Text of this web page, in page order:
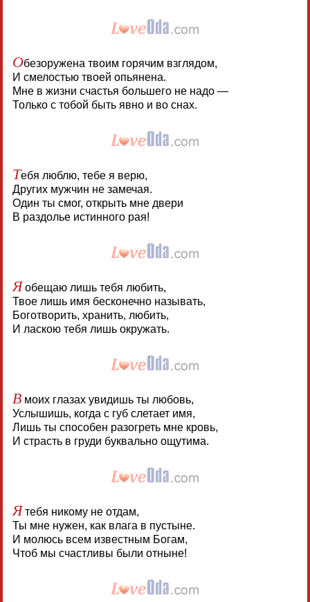
Обезоружена твоим горячим взглядом,
И смелостью твоей опьянена.
Мне в жизни счастья большего не надо —
Только с тобой быть явно и во снах.
Тебя люблю, тебе я верю,
Других мужчин не замечая.
Один ты смог, открыть мне двери
В раздолье истинного рая!
Яобещаю лишь тебя любить,
Твое лишь имя бесконечно называть,
Боготворить, хранить, любить,
И ласкою тебя лишь окружать.
Вмоих глазах увидишь ты любовь,
Услышишь, когда с губ слетает имя,
Лишь ты способен разогреть мне кровь,
И страсть в груди буквально ощутима.
Ятебя никому не отдам,
Ты мне нужен, как влага в пустыне.
И молюсь всем известным Богам,
Чтоб мы счастливы были отныне!